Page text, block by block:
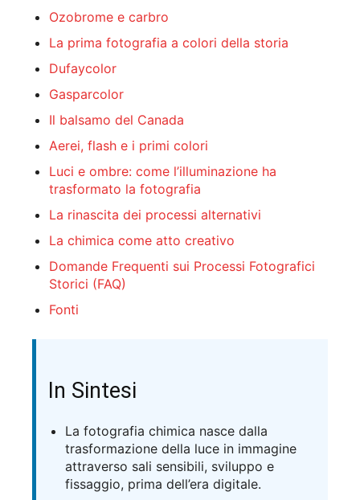
Ozobrome e carbro
La prima fotografia a colori della storia
Dufaycolor
Gasparcolor
Il balsamo del Canada
Aerei, flash e i primi colori
Luci e ombre: come l’illuminazione ha
trasformato la fotografia
La rinascita dei processi alternativi
La chimica come atto creativo
Domande Frequenti sui Processi Fotografici
Storici (FAQ)
Fonti
In Sintesi
La fotografia chimica nasce dalla
trasformazione della luce in immagine
attraverso sali sensibili, sviluppo e
fissaggio, prima dell’era digitale.